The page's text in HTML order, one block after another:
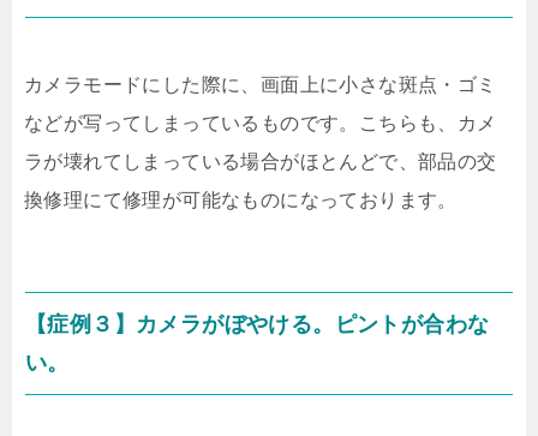
カメラモードにした際に、画面上に小さな斑点・ゴミ
などが写ってしまっているものです。こちらも、カメ
ラが壊れてしまっている場合がほとんどで、部品の交
換修理にて修理が可能なものになっております。
【症例３】カメラがぼやける。ピントが合わな
い。